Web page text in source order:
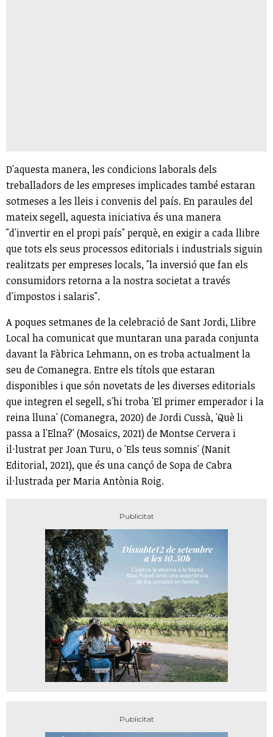
D'aquesta manera, les condicions laborals dels
treballadors de les empreses implicades també estaran
sotmeses a les lleis i convenis del país. En paraules del
mateix segell, aquesta iniciativa és una manera
"d'invertir en el propi país" perquè, en exigir a cada llibre
que tots els seus processos editorials i industrials siguin
realitzats per empreses locals, "la inversió que fan els
consumidors retorna a la nostra societat a través
d'impostos i salaris".
A poques setmanes de la celebració de Sant Jordi, Llibre
Local ha comunicat que muntaran una parada conjunta
davant la Fàbrica Lehmann, on es troba actualment la
seu de Comanegra. Entre els títols que estaran
disponibles i que són novetats de les diverses editorials
que integren el segell, s'hi troba 'El primer emperador i la
reina lluna' (Comanegra, 2020) de Jordi Cussà, 'Què li
passa a l'Elna?' (Mosaics, 2021) de Montse Cervera i
il·lustrat per Joan Turu, o 'Els teus somnis' (Nanit
Editorial, 2021), que és una cançó de Sopa de Cabra
il·lustrada per Maria Antònia Roig.